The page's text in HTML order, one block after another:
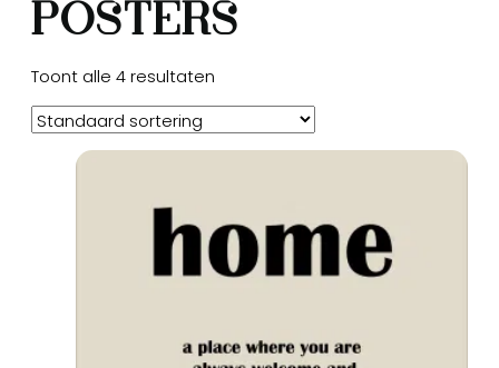
Posters
Toont alle 4 resultaten